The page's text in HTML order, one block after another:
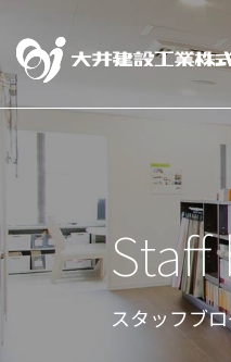
スタッフブ